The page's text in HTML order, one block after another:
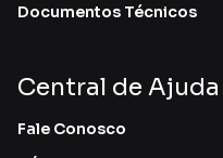
Documentos Técnicos
Central de Ajuda
Fale Conosco